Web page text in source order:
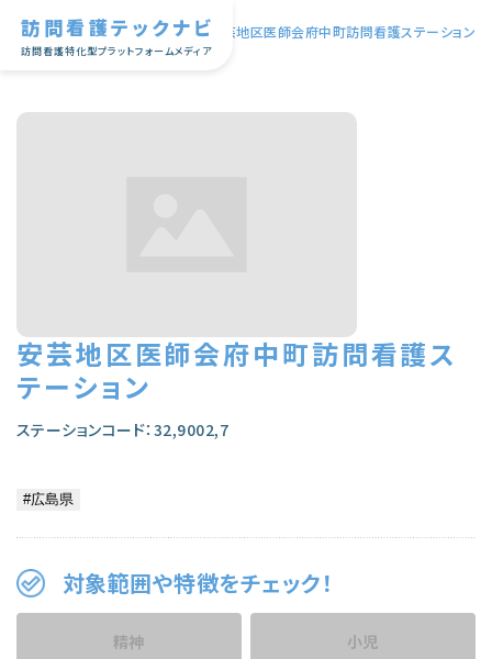
訪問看護テックナビ
訪問看護特化型プラットフォームメディア
TOP | 安芸地区医師会府中町訪問看護ステーション
安芸地区医師会府中町訪問看護ス
テーション
ステーションコード：32,9002,7
対象範囲や特徴をチェック！
精神 小児